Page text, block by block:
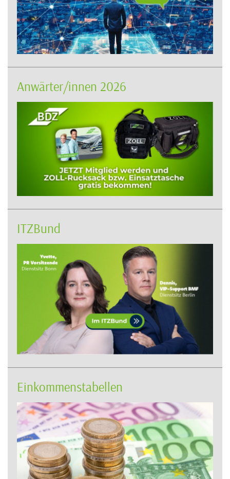
Anwärter/innen 2026
ITZBund
Einkommenstabellen